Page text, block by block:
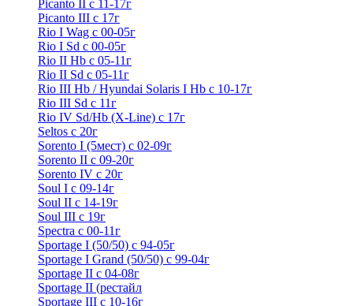
Picanto II c 11-17г
Picanto III c 17г
Rio I Wag c 00-05г
Rio I Sd с 00-05г
Rio II Hb с 05-11г
Rio II Sd с 05-11г
Rio III Hb / Hyundai Solaris I Hb с 10-17г
Rio III Sd c 11г
Rio IV Sd/Hb (X-Line) с 17г
Seltos с 20г
Sorento I (5мест) с 02-09г
Sorento II c 09-20г
Sorento IV с 20г
Soul I с 09-14г
Soul II с 14-19г
Soul III с 19г
Spectra с 00-11г
Sportage I (50/50) с 94-05г
Sportage I Grand (50/50) с 99-04г
Sportage II c 04-08г
Sportage II (рестайл
Sportage III c 10-16г